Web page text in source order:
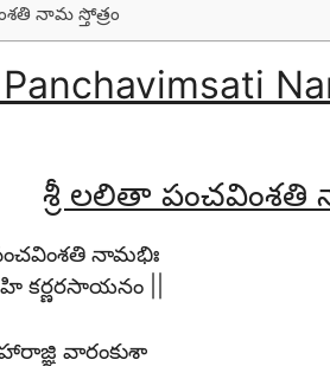
నామ స్తోత్రం
శ్రీ లలితా పంచవింశతి
నామభిః
||
వారంకుశా